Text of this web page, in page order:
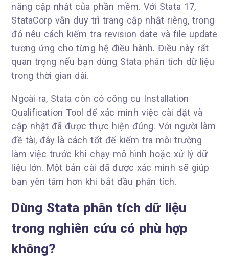
năng cập nhật của phần mềm. Với Stata 17,
StataCorp vẫn duy trì trang cập nhật riêng, trong
đó nêu cách kiểm tra revision date và file update
tương ứng cho từng hệ điều hành. Điều này rất
quan trọng nếu bạn dùng Stata phân tích dữ liệu
trong thời gian dài.
Ngoài ra, Stata còn có công cụ Installation
Qualification Tool để xác minh việc cài đặt và
cập nhật đã được thực hiện đúng. Với người làm
đề tài, đây là cách tốt để kiểm tra môi trường
làm việc trước khi chạy mô hình hoặc xử lý dữ
liệu lớn. Một bản cài đã được xác minh sẽ giúp
bạn yên tâm hơn khi bắt đầu phân tích.
Dùng Stata phân tích dữ liệu
trong nghiên cứu có phù hợp
không?